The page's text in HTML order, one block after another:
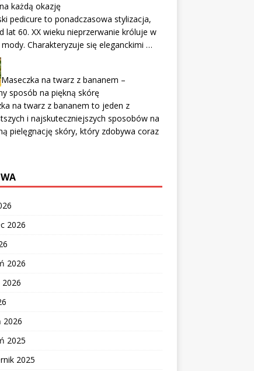
każdą okazję
pedicure to ponadczasowa stylizacja,
lat 60. XX wieku nieprzerwanie króluje w
Charakteryzuje się eleganckimi …
Maseczka na twarz z bananem –
sposób na piękną skórę
na twarz z bananem to jeden z
i najskuteczniejszych sposobów na
pielęgnację skóry, który zdobywa coraz
2026
2026
2026
2025
2025